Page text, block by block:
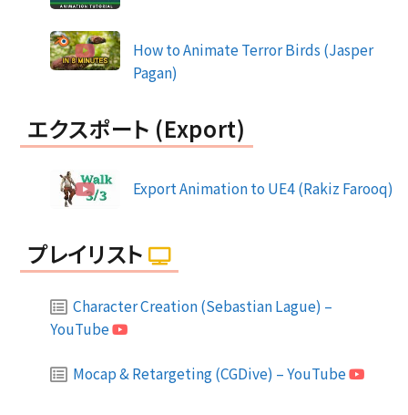
How to Animate Terror Birds (Jasper
Pagan)
エクスポート (Export)
Export Animation to UE4 (Rakiz Farooq)
プレイリスト
Character Creation (Sebastian Lague) –
YouTube
Mocap & Retargeting (CGDive) – YouTube